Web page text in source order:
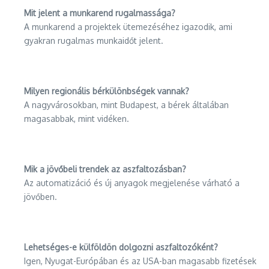
Mit jelent a munkarend rugalmassága?
A munkarend a projektek ütemezéséhez igazodik, ami
gyakran rugalmas munkaidőt jelent.
Milyen regionális bérkülönbségek vannak?
A nagyvárosokban, mint Budapest, a bérek általában
magasabbak, mint vidéken.
Mik a jövőbeli trendek az aszfaltozásban?
Az automatizáció és új anyagok megjelenése várható a
jövőben.
Lehetséges-e külföldön dolgozni aszfaltozóként?
Igen, Nyugat-Európában és az USA-ban magasabb fizetések